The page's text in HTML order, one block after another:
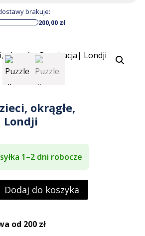
brakuje:
200,00 zł
okrągłe,
1–2 dni robocze
Dodaj do koszyka
od 200 zł